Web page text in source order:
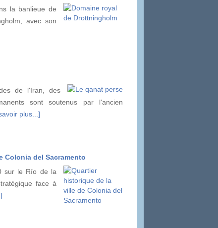
la banlieue de
avec son
de l'Iran, des
sont soutenus par l'ancien
plus...]
Colonia del Sacramento
sur le Río de la
face à